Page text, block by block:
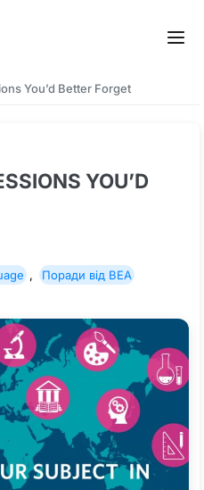
You’d Better Forget
YOU’D
, Поради від BEA